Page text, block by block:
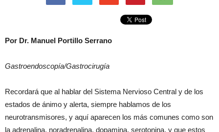
Por Dr. Manuel Portillo Serrano
Gastroendoscopía/Gastrocirugía
Recordará que al hablar del Sistema Nervioso Central y de los
estados de ánimo y alerta, siempre hablamos de los
neurotransmisores, y aquí aparecen los más comunes como son
la adrenalina, noradrenalina, dopamina, serotonina, y que estos